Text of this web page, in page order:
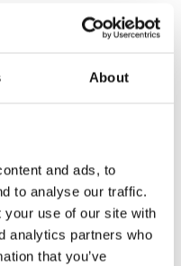
About
and ads, to
to analyse our traffic.
your use of our site with
analytics partners who
that you’ve